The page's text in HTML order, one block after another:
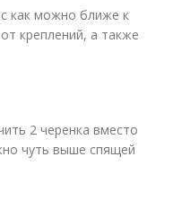
как можно ближе к
креплений, а также
2 черенка вместо
чуть выше спящей